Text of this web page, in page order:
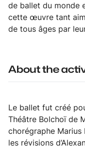
de ballet du monde
cette œuvre tant
de tous âges par
About the
Le ballet fut créé
Théâtre Bolchoï de
chorégraphe
les révisions